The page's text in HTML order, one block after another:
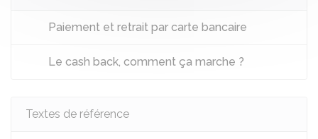
Paiement et retrait par carte bancaire
Le cash back, comment ça marche ?
Textes de référence